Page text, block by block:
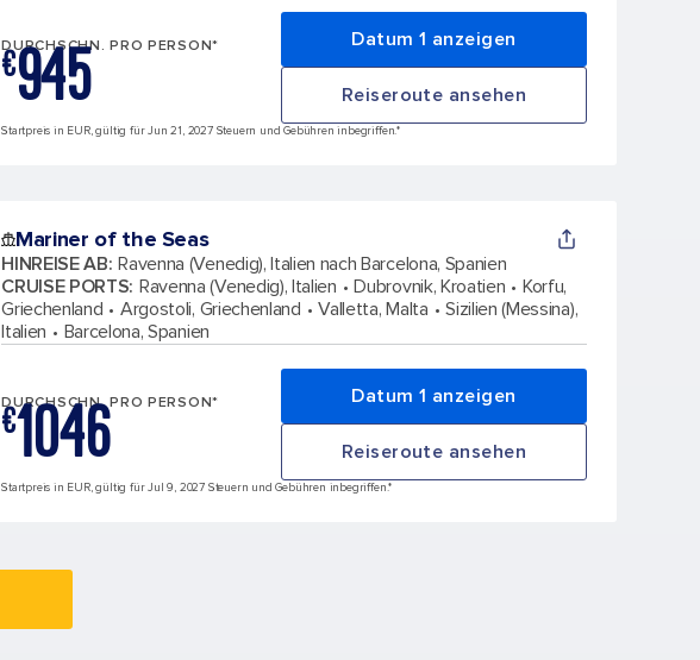
DURCHSCHN. PRO PERSON*
€945 Datum 1 anzeigen
Reiseroute ansehen
Startpreis in EUR, gültig für Jun 21, 2027 Steuern und Gebühren inbegriffen.*
Mariner of the Seas
HINREISE AB: Ravenna (Venedig), Italien nach Barcelona, Spanien
CRUISE PORTS: Ravenna (Venedig), Italien Dubrovnik, Kroatien
Korfu,
Griechenland
Argostoli, Griechenland Valletta, Malta
Sizilien (Messina),
Italien
Barcelona, Spanien
DURCHSCHN. PRO PERSON*
€1046 Datum 1 anzeigen
Reiseroute ansehen
Startpreis in EUR, gültig für Jul 9, 2027 Steuern und Gebühren inbegriffen.*